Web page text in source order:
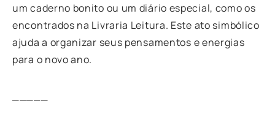
um caderno bonito ou um diário especial, como os
encontrados na Livraria Leitura. Este ato simbólico
ajuda a organizar seus pensamentos e energias
para o novo ano.